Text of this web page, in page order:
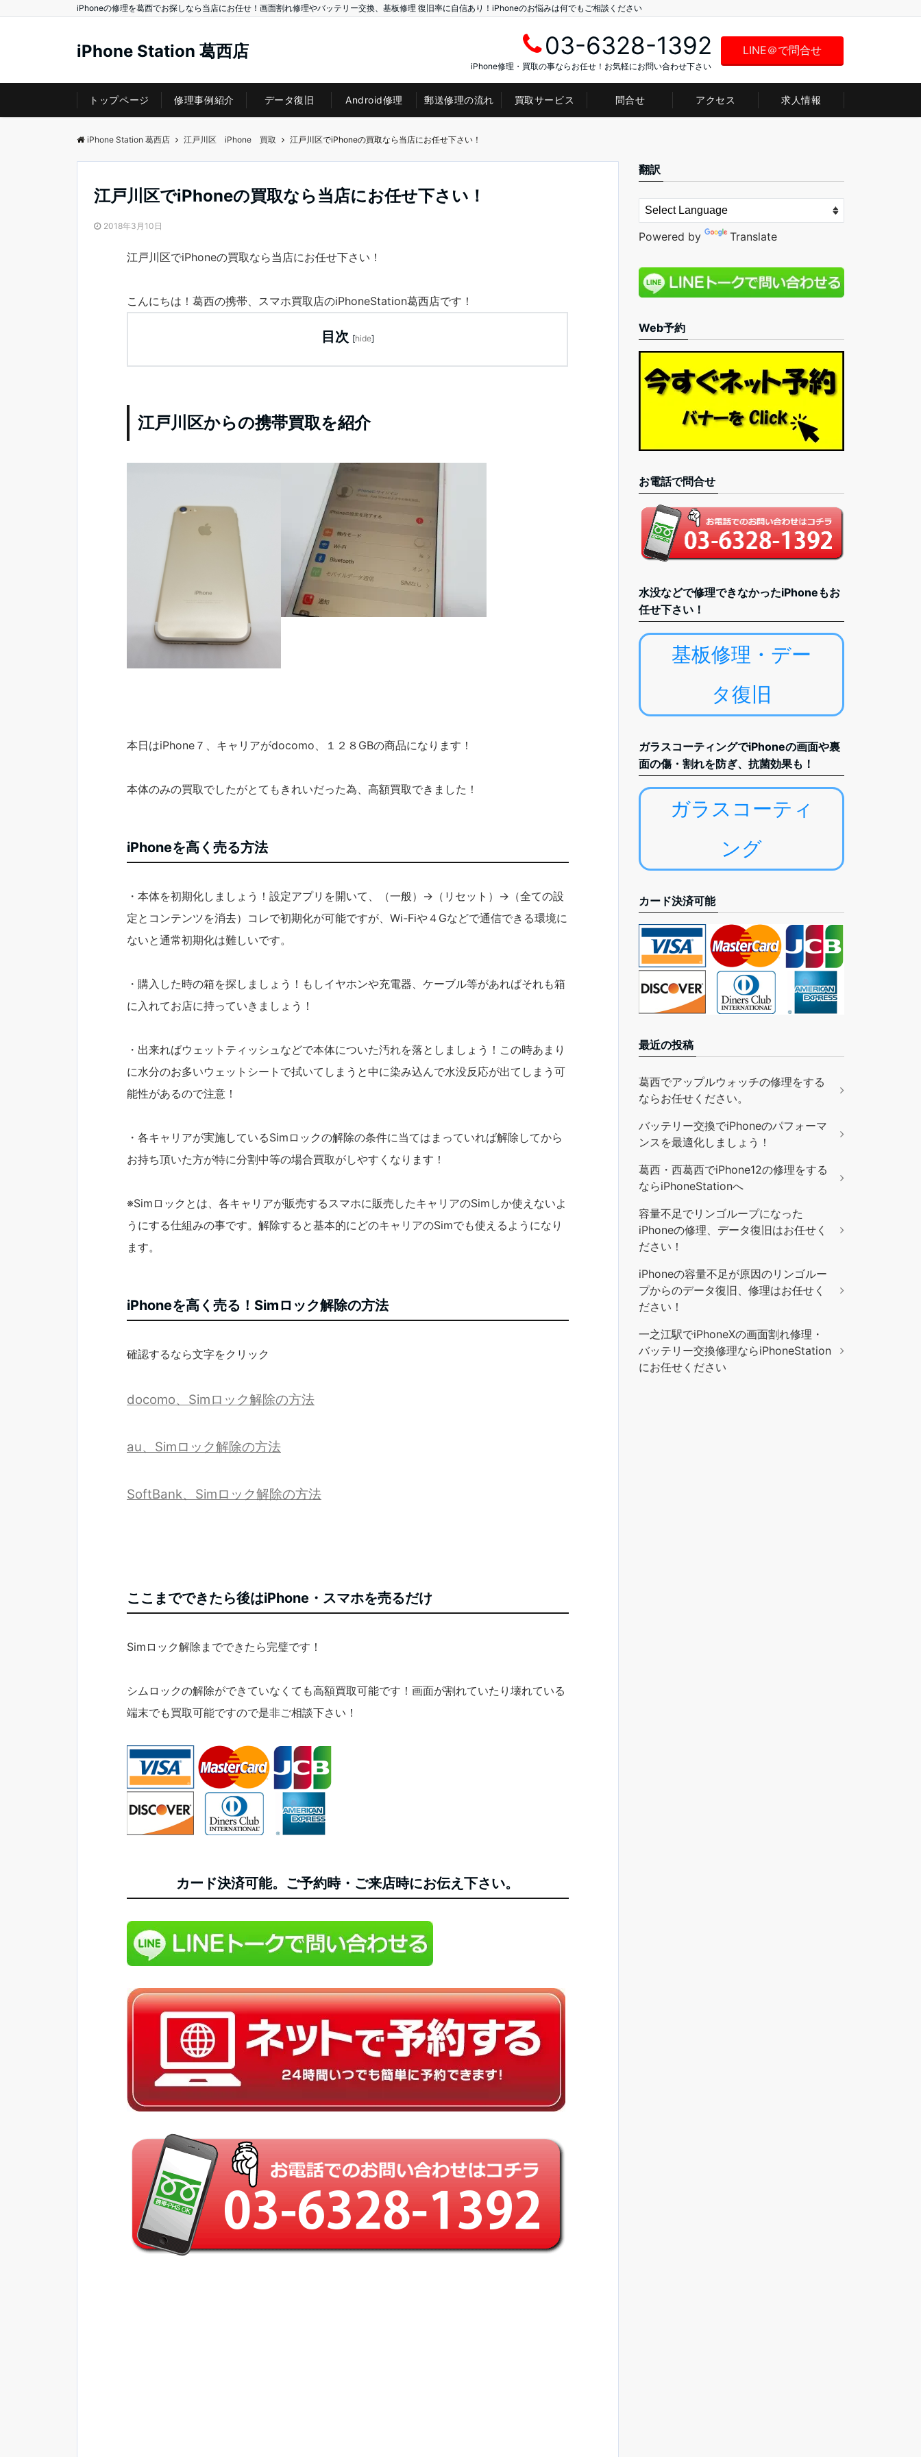
iPhoneの修理を葛西でお探しなら当店にお任せ！画面割れ修理やバッテリー交換、基板修理 復旧率に自信あり！iPhoneのお悩みは何でもご相談ください
iPhone Station 葛西店 03-6328-1392
iPhone修理・買取の事ならお任せ！お気軽にお問い合わせ下さい
LINE＠で問合せ
トップページ 修理事例紹介 データ復旧 Android修理 郵送修理の流れ 買取サービス 問合せ アクセス 求人情報
iPhone Station 葛西店 江戸川区 iPhone 買取 江戸川区でiPhoneの買取なら当店にお任せ下さい！
江戸川区でiPhoneの買取なら当店にお任せ下さい！
2018年3月10日
江戸川区でiPhoneの買取なら当店にお任せ下さい！
こんにちは！葛西の携帯、スマホ買取店のiPhoneStation葛西店です！
目次 [hide]
江戸川区からの携帯買取を紹介
本日はiPhone７、キャリアがdocomo、１２８GBの商品になります！
本体のみの買取でしたがとてもきれいだった為、高額買取できました！
iPhoneを高く売る方法
・本体を初期化しましょう！設定アプリを開いて、（一般）→（リセット）→（全ての設
定とコンテンツを消去）コレで初期化が可能ですが、Wi-Fiや４Gなどで通信できる環境に
ないと通常初期化は難しいです。
・購入した時の箱を探しましょう！もしイヤホンや充電器、ケーブル等があればそれも箱
に入れてお店に持っていきましょう！
・出来ればウェットティッシュなどで本体についた汚れを落としましょう！この時あまり
に水分のお多いウェットシートで拭いてしまうと中に染み込んで水没反応が出てしまう可
能性があるので注意！
・各キャリアが実施しているSimロックの解除の条件に当てはまっていれば解除してから
お持ち頂いた方が特に分割中等の場合買取がしやすくなります！
※Simロックとは、各キャリアが販売するスマホに販売したキャリアのSimしか使えないよ
うにする仕組みの事です。解除すると基本的にどのキャリアのSimでも使えるようになり
ます。
iPhoneを高く売る！Simロック解除の方法
確認するなら文字をクリック
docomo、Simロック解除の方法
au、Simロック解除の方法
SoftBank、Simロック解除の方法
ここまでできたら後はiPhone・スマホを売るだけ
Simロック解除までできたら完璧です！
シムロックの解除ができていなくても高額買取可能です！画面が割れていたり壊れている
端末でも買取可能ですので是非ご相談下さい！
カード決済可能。ご予約時・ご来店時にお伝え下さい。
翻訳
Powered by Translate
Web予約
お電話で問合せ
水没などで修理できなかったiPhoneもお
任せ下さい！
基板修理・デー
タ復旧
ガラスコーティングでiPhoneの画面や裏
面の傷・割れを防ぎ、抗菌効果も！
ガラスコーティ
ング
カード決済可能
最近の投稿
葛西でアップルウォッチの修理をする
ならお任せください。
バッテリー交換でiPhoneのパフォーマ
ンスを最適化しましょう！
葛西・西葛西でiPhone12の修理をする
ならiPhoneStationへ
容量不足でリンゴループになった
iPhoneの修理、データ復旧はお任せく
ださい！
iPhoneの容量不足が原因のリンゴルー
プからのデータ復旧、修理はお任せく
ださい！
一之江駅でiPhoneXの画面割れ修理・
バッテリー交換修理ならiPhoneStation
にお任せください